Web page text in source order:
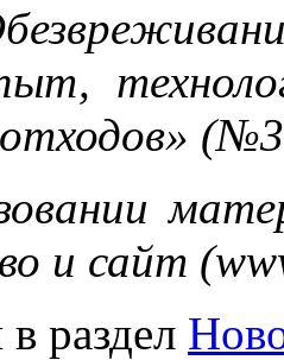
и сайт
раздел